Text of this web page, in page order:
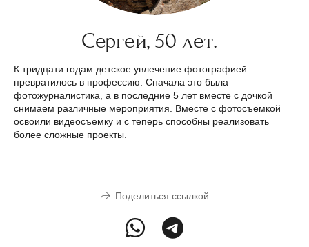
Сергей, 50 лет.
К тридцати годам детское увлечение фотографией
превратилось в профессию. Сначала это была
фотожурналистика, а в последние 5 лет вместе с дочкой
снимаем различные мероприятия. Вместе с фотосъемкой
освоили видеосъемку и с теперь способны реализовать
более сложные проекты.
Поделиться ссылкой